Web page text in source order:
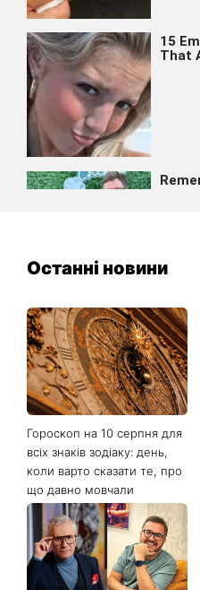
Останні новини
Гороскоп на 10 серпня для
всіх знаків зодіаку: день,
коли варто сказати те, про
що давно мовчали